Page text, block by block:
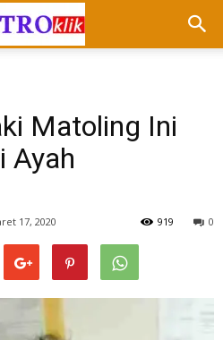
Matoling Ini
Ayah
17, 2020 0
919